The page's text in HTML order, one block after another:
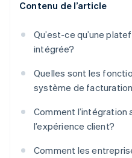
Contenu de l’article
Qu’est-ce qu’une
intégrée?
Quelles sont les
système de
Comment
l’expérience client?
Comment les